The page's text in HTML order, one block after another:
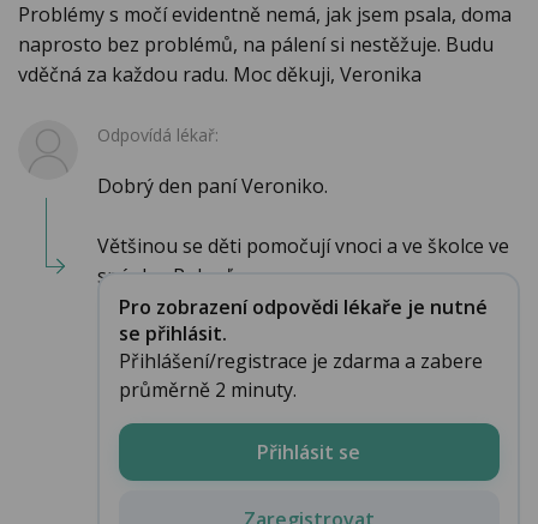
Problémy s močí evidentně nemá, jak jsem psala, doma
naprosto bez problémů, na pálení si nestěžuje. Budu
vděčná za každou radu. Moc děkuji, Veronika
Odpovídá lékař:
Dobrý den paní Veroniko.
Většinou se děti pomočují vnoci a ve školce ve
spánku. Pokuď s...
Pro zobrazení odpovědi lékaře je nutné
se přihlásit.
Přihlášení/registrace je zdarma a zabere
průměrně 2 minuty.
Přihlásit se